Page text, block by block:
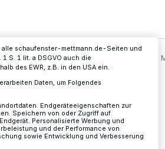
Parkplatz Schwarzbachstraße am 15. und 16.
März gesperrt
alle schaufenster-mettmann.de-Seiten und
S. 1 lit. a DSGVO auch die
des EWR, z.B. in den USA ein.
Daten, um Folgendes
Endgeräteeigenschaften zur
Speichern von oder Zugriff auf
Personalisierte Werbung und
und der Performance von
sowie Entwicklung und Verbesserung